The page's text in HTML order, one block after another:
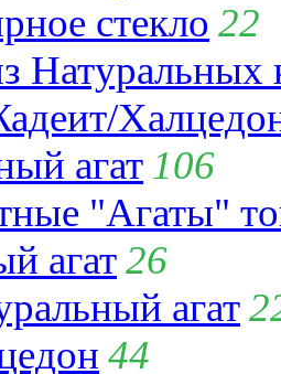
стекло 22
Натуральных
агат 106
"Агаты"
агат26
агат
44